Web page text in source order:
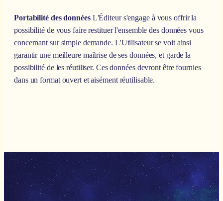
Portabilité des donnéesL'Éditeur s'engage à vous offrir la
possibilité de vous faire restituer l'ensemble des données vous
concernant sur simple demande. L'Utilisateur se voit ainsi
garantir une meilleure maîtrise de ses données, et garde la
possibilité de les réutiliser. Ces données devront être fournies
dans un format ouvert et aisément réutilisable.